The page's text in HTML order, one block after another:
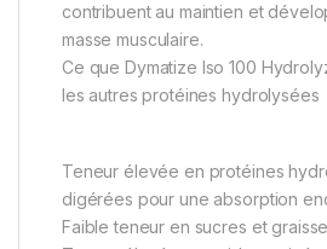
contribuent au maintien et
masse musculaire.
Ce que Dymatize Iso 100
les autres protéines hydrolysées
Teneur élevée en protéines
digérées pour une absorption
Faible teneur en sucres et